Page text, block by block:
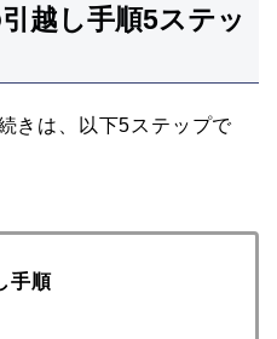
越し手順5ステッ
きは、以下5ステップで
手順